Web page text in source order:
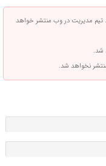
تیم مدیریت در وب منتشر خواهد
شد.
نخواهد شد.